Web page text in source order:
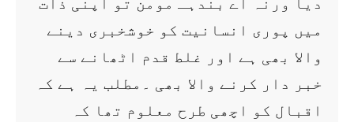
میں پوری انسانیت کو خوشخبری دینے
والا بھی ہے اور غلط قدم اٹھانے سے
خبر دار کرنے والا بھی ۔مطلب یہ ہے کہ
اقبال کو اچھی طرح معلوم تھا کہ